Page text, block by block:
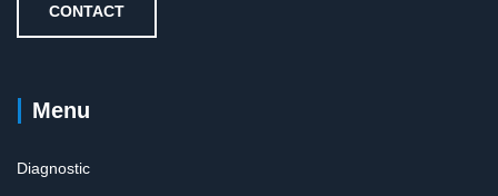
CONTACT
Menu
Diagnostic